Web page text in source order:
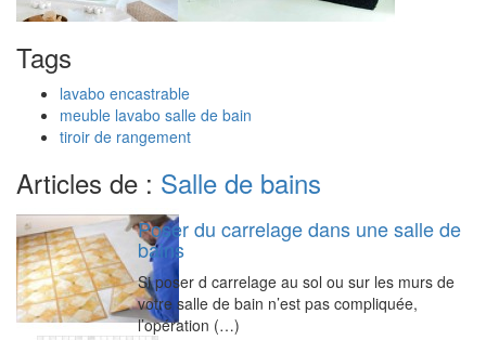
Tags
lavabo encastrable
meuble lavabo salle de bain
tiroir de rangement
Articles de : Salle de bains
Poser du carrelage dans une salle de
bains
Si poser d carrelage au sol ou sur les murs de
votre salle de bain n’est pas compliquée,
l’opération (…)